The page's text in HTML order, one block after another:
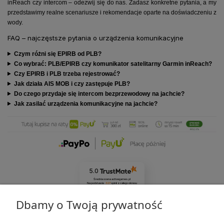
inReach czy intercom – odezwij się do nas. Zadasz konkretne pytania, a my
przedstawimy realne scenariusze i rekomendacje oparte na doświadczeniu z
wody.
FAQ – najczęstsze pytania o urządzenia komunikacyjne
Czym różni się EPIRB od PLB?
Co wybrać: PLB/EPIRB czy komunikator satelitarny Garmin inReach?
Czy EPIRB i PLB trzeba rejestrować?
Jak działa AIS MOB i czy zastępuje PLB?
Do czego przydaje się intercom bezprzewodowy na jachcie?
Jak zasilać urządzenia komunikacyjne na jachcie?
5.0
Średnia ocena activegames.pl
Na podstawie 327opinii z całego okresu
Dbamy o Twoją prywatność